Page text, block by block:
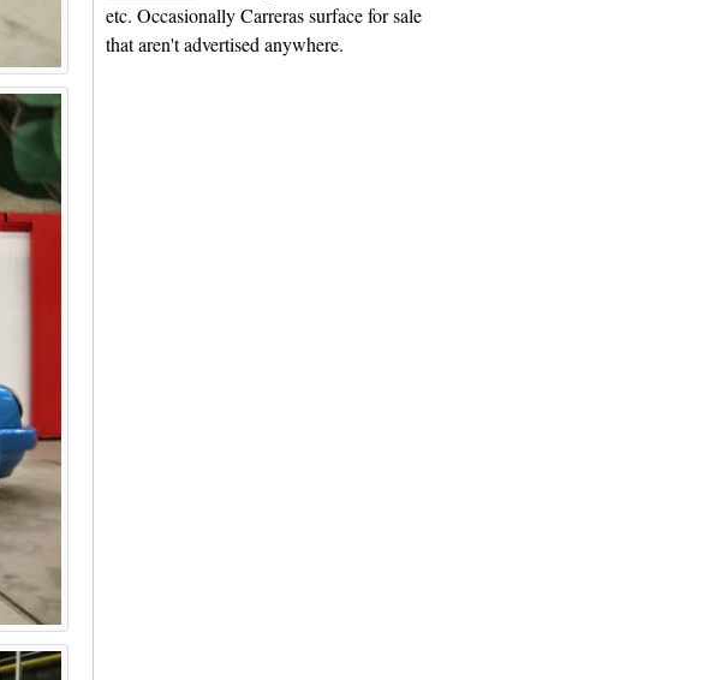
etc. Occasionally Carreras surface for sale
that aren't advertised anywhere.